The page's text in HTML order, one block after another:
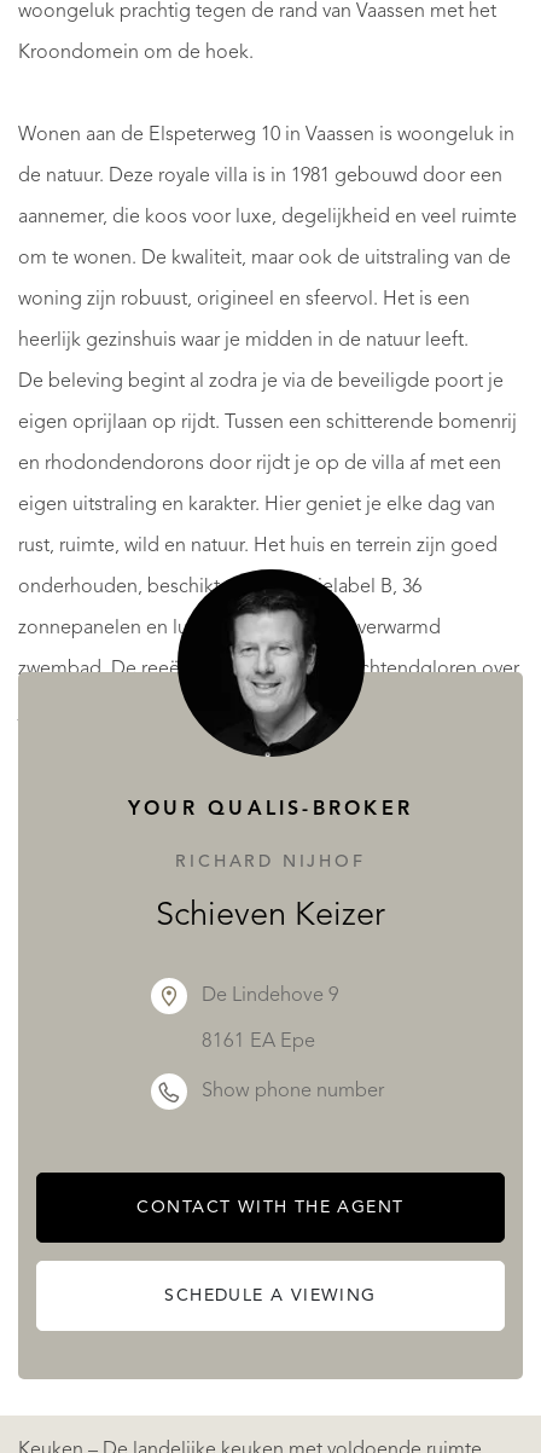
woongeluk prachtig tegen de rand van Vaassen met het
Kroondomein om de hoek.
Wonen aan de Elspeterweg 10 in Vaassen is woongeluk in
de natuur. Deze royale villa is in 1981 gebouwd door een
aannemer, die koos voor luxe, degelijkheid en veel ruimte
om te wonen. De kwaliteit, maar ook de uitstraling van de
woning zijn robuust, origineel en sfeervol. Het is een
heerlijk gezinshuis waar je midden in de natuur leeft.
De beleving begint al zodra je via de beveiligde poort je
eigen oprijlaan op rijdt. Tussen een schitterende bomenrij
en rhodondendorons door rijdt je op de villa af met een
eigen uitstraling en karakter. Hier geniet je elke dag van
rust, ruimte, wild en natuur. Het huis en terrein zijn goed
onderhouden, beschikt over energielabel B, 36
zonnepanelen en luxe extra’s zoals een verwarmd
zwembad. De reeën lopen hier bij het ochtendgloren over
je eigen terrein — dit is de Veluwe op z’n mooist.
thuis. Deze hall is de verbinding naar alle ruimtes op de
Living & eetkamer – De riante en speelse woonkamer met
eetkamer is warm en sfeervol met een geweldige
deuren verbinding met het terras en zicht op de tuin en
het zwembad. De open verbinding met de eetkamer en tv-
hoek zorgt voor een mooie aansluiting, maar ook een
besloten gevoel. huis, waar je samenkomt met familie en
YOUR QUALIS-BROKER
RICHARD NIJHOF
Schieven Keizer
De Lindehove 9
8161 EA Epe
Show phone number
CONTACT WITH THE AGENT
SCHEDULE A VIEWING